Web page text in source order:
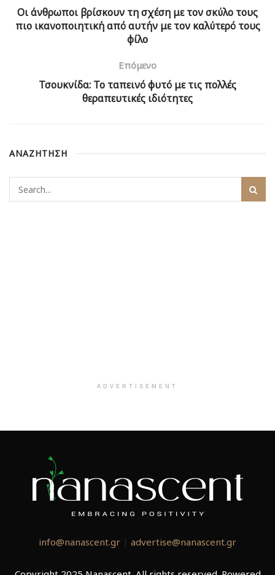
Οι άνθρωποι βρίσκουν τη σχέση με τον σκύλο τους
πιο ικανοποιητική από αυτήν με τον καλύτερό τους
φίλο
Επόμενο
Τσουκνίδα: Το ταπεινό φυτό με τις πολλές
θεραπευτικές ιδιότητες
ΑΝΑΖΗΤΗΣΗ
ADVERTISEMENT
info@nanascent.gr | advertise@nanascent.gr